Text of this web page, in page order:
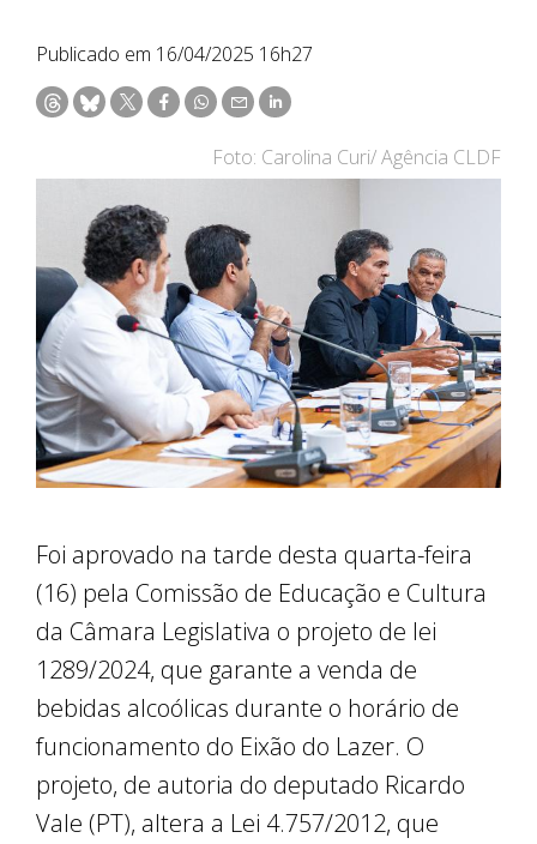
Publicado em 16/04/2025 16h27
Foto: Carolina Curi/ Agência CLDF
Foi aprovado na tarde desta quarta-feira
(16) pela Comissão de Educação e Cultura
da Câmara Legislativa o projeto de lei
1289/2024, que garante a venda de
bebidas alcoólicas durante o horário de
funcionamento do Eixão do Lazer. O
projeto, de autoria do deputado Ricardo
Vale (PT), altera a Lei 4.757/2012, que